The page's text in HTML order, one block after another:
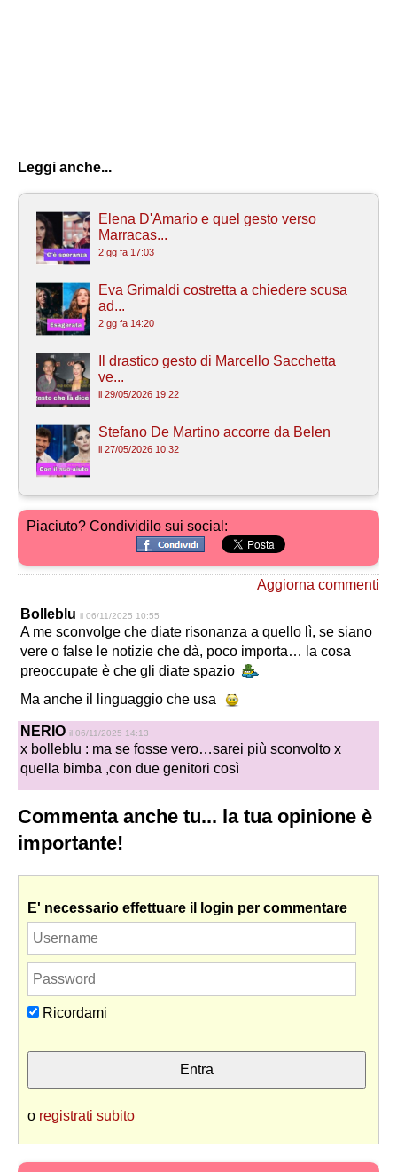
Leggi anche...
Elena D'Amario e quel gesto verso
Marracas...
2 gg fa 17:03
Eva Grimaldi costretta a chiedere scusa
ad...
2 gg fa 14:20
Il drastico gesto di Marcello Sacchetta
ve...
il 29/05/2026 19:22
Stefano De Martino accorre da Belen
il 27/05/2026 10:32
Piaciuto? Condividilo sui social:
Aggiorna commenti
Bolleblu il 06/11/2025 10:55
A me sconvolge che diate risonanza a quello lì, se siano
vere o false le notizie che dà, poco importa… la cosa
preoccupate è che gli diate spazio
Ma anche il linguaggio che usa
NERIO il 06/11/2025 14:13
x bolleblu : ma se fosse vero…sarei più sconvolto x
quella bimba ,con due genitori così
Commenta anche tu... la tua opinione è
importante!
E' necessario effettuare il login per commentare
Ricordami
o registrati subito